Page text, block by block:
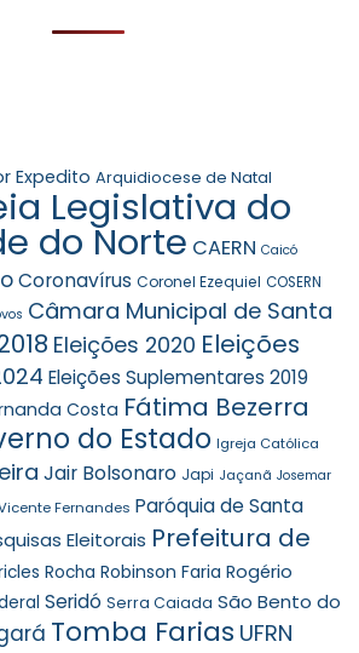
Expedito Arquidiocese de Natal
Legislativa do
do Norte CAERN Caicó
Coronavírus Coronel Ezequiel COSERN
Câmara Municipal de Santa
Eleições 2020 Eleições
Eleições Suplementares 2019
Costa Fátima Bezerra
do Estado Igreja Católica
Jair Bolsonaro Japi Jaçanã Josemar
Fernandes Paróquia de Santa
Eleitorais Prefeitura de
Rocha Robinson Faria Rogério
Seridó Serra Caiada São Bento do
Tomba Farias UFRN